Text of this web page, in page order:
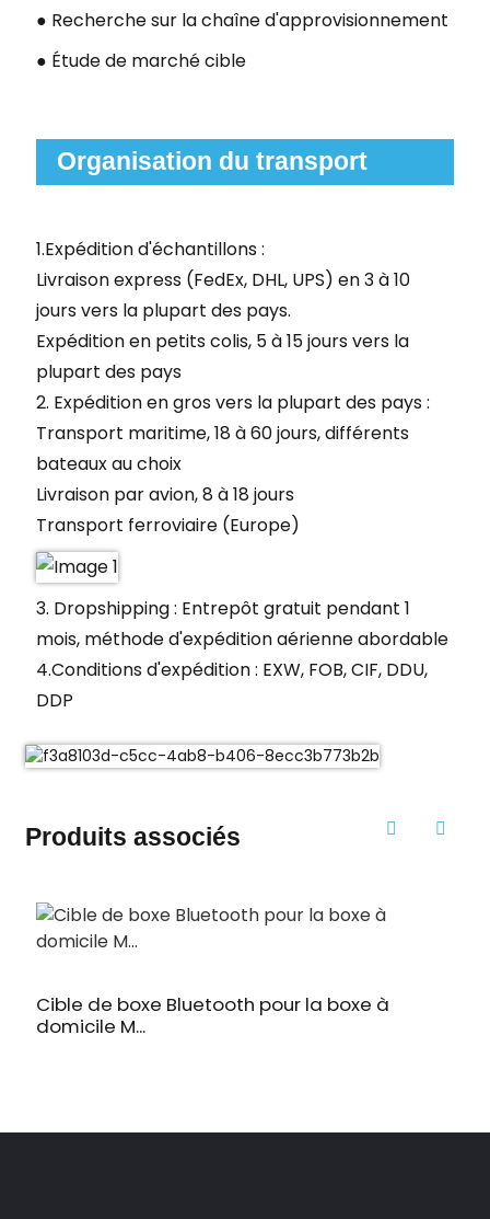
● Recherche sur la chaîne d'approvisionnement
● Étude de marché cible
Organisation du transport
1.Expédition d'échantillons :
Livraison express (FedEx, DHL, UPS) en 3 à 10
jours vers la plupart des pays.
Expédition en petits colis, 5 à 15 jours vers la
plupart des pays
2. Expédition en gros vers la plupart des pays :
Transport maritime, 18 à 60 jours, différents
bateaux au choix
Livraison par avion, 8 à 18 jours
Transport ferroviaire (Europe)
3. Dropshipping : Entrepôt gratuit pendant 1
mois, méthode d'expédition aérienne abordable
4.Conditions d'expédition : EXW, FOB, CIF, DDU,
DDP
Produits associés
Cible de boxe Bluetooth pour la boxe à
domicile M...